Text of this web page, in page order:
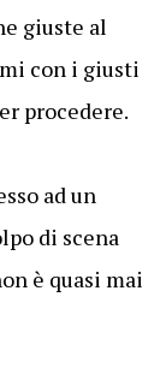
giuste al
con i giusti
procedere.
ad un
di scena
è quasi mai